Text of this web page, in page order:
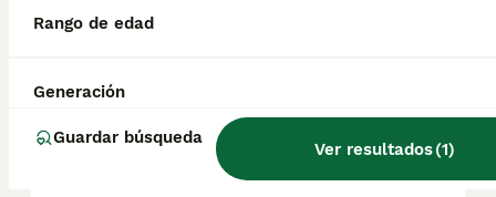
Rango de edad
Generación
Guardar búsqueda
Ver resultados(1)
¿Los perros de montaña de
¿Cuánto cuesta un Perro de
Montaña de los Pirineos?